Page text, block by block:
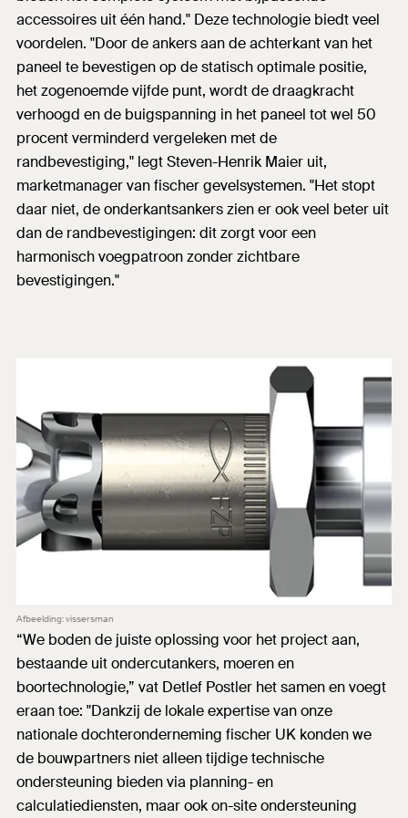
accessoires uit één hand." Deze technologie biedt veel
voordelen. "Door de ankers aan de achterkant van het
paneel te bevestigen op de statisch optimale positie,
het zogenoemde vijfde punt, wordt de draagkracht
verhoogd en de buigspanning in het paneel tot wel 50
procent verminderd vergeleken met de
randbevestiging," legt Steven-Henrik Maier uit,
marketmanager van fischer gevelsystemen. "Het stopt
daar niet, de onderkantsankers zien er ook veel beter uit
dan de randbevestigingen: dit zorgt voor een
harmonisch voegpatroon zonder zichtbare
bevestigingen."
Afbeelding: vissersman
“We boden de juiste oplossing voor het project aan,
bestaande uit ondercutankers, moeren en
boortechnologie,” vat Detlef Postler het samen en voegt
eraan toe: "Dankzij de lokale expertise van onze
nationale dochteronderneming fischer UK konden we
de bouwpartners niet alleen tijdige technische
ondersteuning bieden via planning- en
calculatiediensten, maar ook on-site ondersteuning